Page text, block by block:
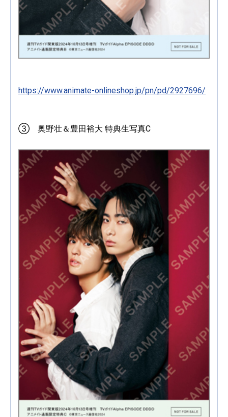
https://www.animate-onlineshop.jp/pn/pd/2927696/
③ 奥野壮＆豊田裕大 特典生写真C